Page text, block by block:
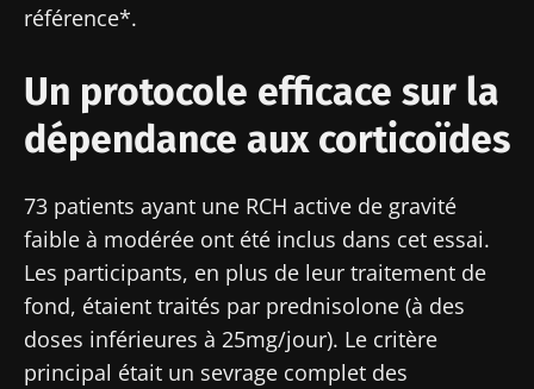
référence*.
Un protocole efficace sur la
dépendance aux corticoïdes
73 patients ayant une RCH active de gravité
faible à modérée ont été inclus dans cet essai.
Les participants, en plus de leur traitement de
fond, étaient traités par prednisolone (à des
doses inférieures à 25mg/jour). Le critère
principal était un sevrage complet des